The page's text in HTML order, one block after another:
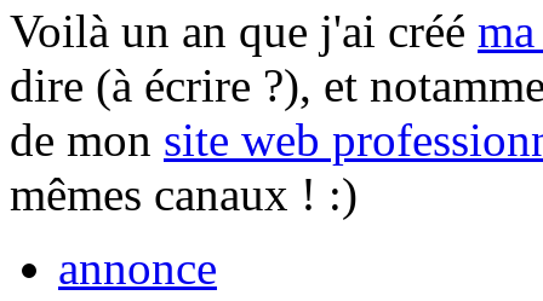
Voilà un an que j'ai créé
dire (à écrire ?), et
de mon site web
mêmes canaux ! :)
annonce